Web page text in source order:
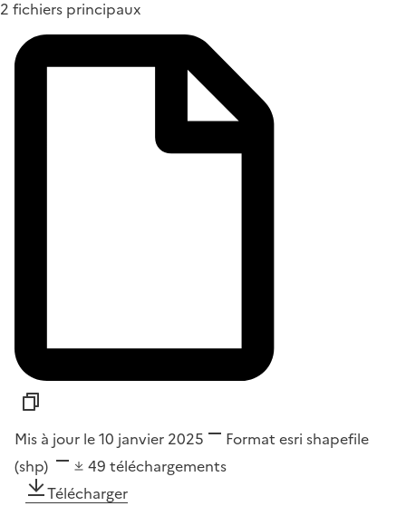
2 fichiers principaux
Mis à jour le 10 janvier 2025 Format esri shapefile
(shp)
49 téléchargements
Télécharger